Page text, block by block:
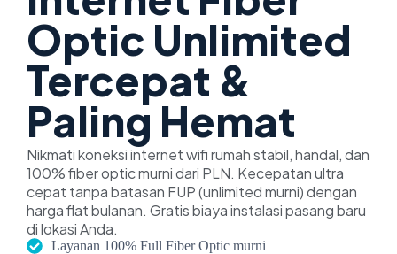
Optic Unlimited
Tercepat &
Paling Hemat
Nikmati koneksi internet wifi rumah stabil, handal, dan
100% fiber optic murni dari PLN. Kecepatan ultra
cepat tanpa batasan FUP (unlimited murni) dengan
harga flat bulanan. Gratis biaya instalasi pasang baru
di lokasi Anda.
Layanan 100% Full Fiber Optic murni